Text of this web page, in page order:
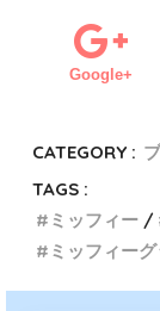
Google+
CATEGORY :
TAGS :
ミッフィー
ミッフィー